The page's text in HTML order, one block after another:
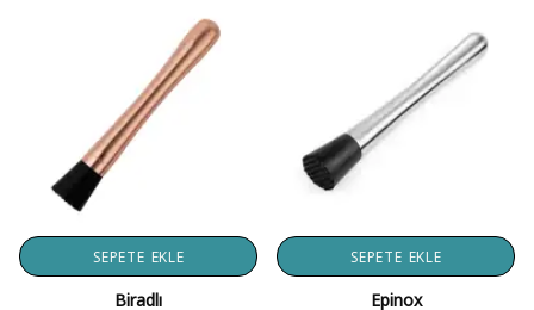
SEPETE EKLE
Biradlı
SEPETE EKLE
Epinox